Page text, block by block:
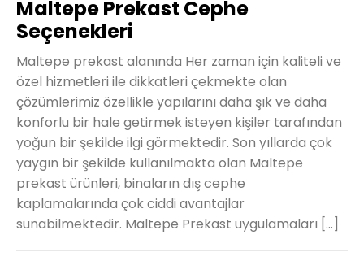
Maltepe Prekast Cephe
Seçenekleri
Maltepe prekast alanında Her zaman için kaliteli ve
özel hizmetleri ile dikkatleri çekmekte olan
çözümlerimiz özellikle yapılarını daha şık ve daha
konforlu bir hale getirmek isteyen kişiler tarafından
yoğun bir şekilde ilgi görmektedir. Son yıllarda çok
yaygın bir şekilde kullanılmakta olan Maltepe
prekast ürünleri, binaların dış cephe
kaplamalarında çok ciddi avantajlar
sunabilmektedir. Maltepe Prekast uygulamaları […]